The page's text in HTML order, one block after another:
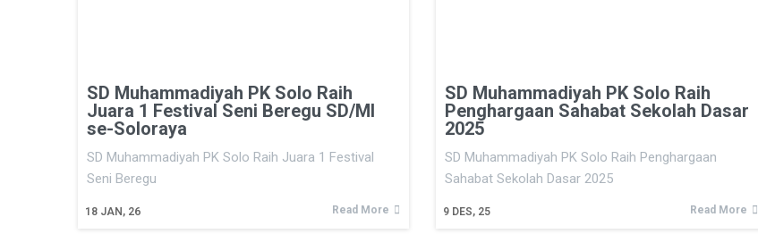
SD Muhammadiyah PK Solo Raih
Juara 1 Festival Seni Beregu SD/MI
se-Soloraya
18 JAN, 26
SD Muhammadiyah PK Solo Raih Juara 1 Festival
Seni Beregu
Read More
SD Muhammadiyah PK Solo Raih
Penghargaan Sahabat Sekolah Dasar
2025
9 DES, 25
SD Muhammadiyah PK Solo Raih Penghargaan
Sahabat Sekolah Dasar 2025
Read More